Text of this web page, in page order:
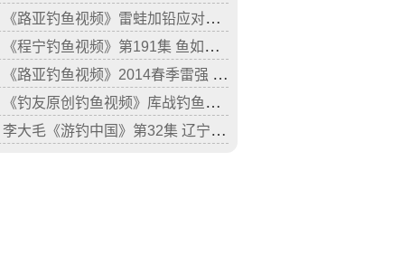
《路亚钓鱼视频》雷蛙加铅应对猾口黑鱼
《程宁钓鱼视频》第191集 鱼如何寻找食物
《路亚钓鱼视频》2014春季雷强 第12集
《钓友原创钓鱼视频》库战钓鱼视频 第6集 承德周家庄水库
李大毛《游钓中国》第32集 辽宁盘锦卧龙湖寻钓梭鱼